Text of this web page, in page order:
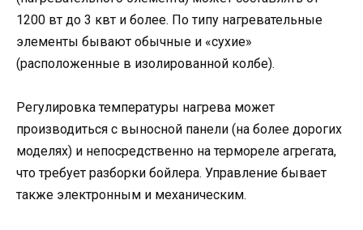
1200 вт до 3 квт и более. По типу нагревательные
элементы бывают обычные и «сухие»
(расположенные в изолированной колбе).
Регулировка температуры нагрева может
производиться с выносной панели (на более дорогих
моделях) и непосредственно на термореле агрегата,
что требует разборки бойлера. Управление бывает
также электронным и механическим.